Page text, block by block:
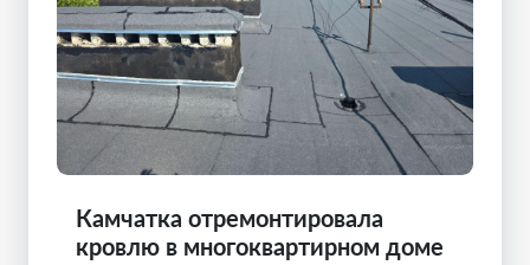
Камчатка отремонтировала
кровлю в многоквартирном доме